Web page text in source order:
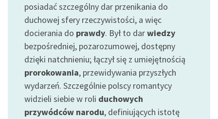
Odkurzamy bohaterów
Szkoła Poezji Wolnych
Lektur
O nas
Kontakt
posiadać szczególny dar przenikania do
duchowej sfery rzeczywistości, a więc
docierania do prawdy. Był to darwiedzy
bezpośredniej, pozarozumowej, dostępny
dzięki natchnieniu; łączył się z umiejętnością
prorokowania, przewidywania przyszłych
wydarzeń. Szczególnie polscy romantycy
widzieli siebie w roli duchowych
przywódców narodu, definiujących istotę